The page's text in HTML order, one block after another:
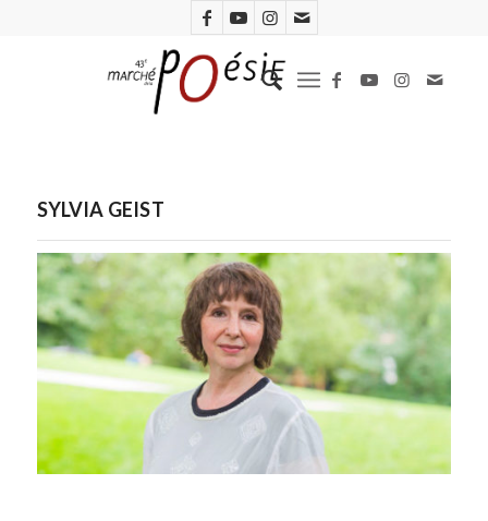
SYLVIA GEIST
Photo : Gerald Zörner